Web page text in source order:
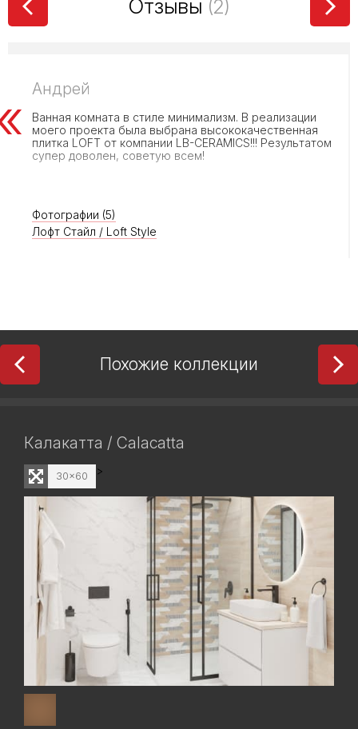
Отзывы (2)
Андрей
Ванная комната в стиле минимализм. В реализации
моего проекта была выбрана высококачественная
плитка LOFT от компании LB-CERAMICS!!! Результатом
супер доволен, советую всем!
Фотографии (5)
Лофт Стайл / Loft Style
Похожие коллекции
Калакатта / Calacatta
>
30x60